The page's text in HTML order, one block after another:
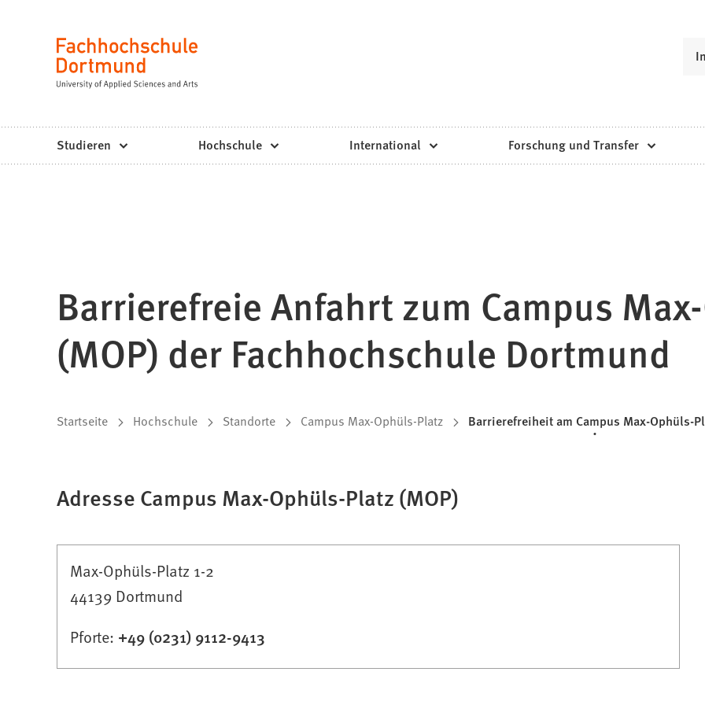
Dortmund
-
Studiengänge,
Bewerbung
Sprache
Studieren Hochschule International Forschung und Transfer
Barrierefreie Anfahrt zum Campus
(MOP) der Fachhochschule Dortmund
Sie
sich
Startseite Hochschule Standorte Campus Max-Ophüls-Platz Barrierefreiheit am Campus Max-Ophüls-
Adresse Campus Max-Ophüls-Platz (MOP)
Max-Ophüls-Platz 1-2
44139 Dortmund
Pforte: +49 (0231) 9112-9413